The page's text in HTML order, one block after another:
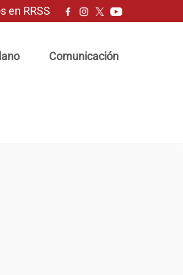
en RRSS
Comunicación